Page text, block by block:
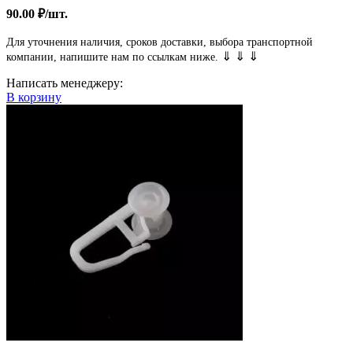
90.00 ₽/шт.
Для уточнения наличия, сроков доставки, выбора транспортной
компании, напишите нам по ссылкам ниже.
⇓ ⇓ ⇓
Написать менеджеру:
В корзину